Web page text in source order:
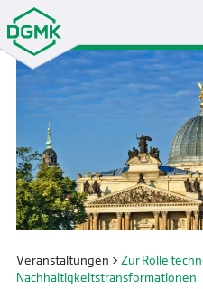
Veranstaltungen > Zur Rolle
Nachhaltigkeitstransformationen